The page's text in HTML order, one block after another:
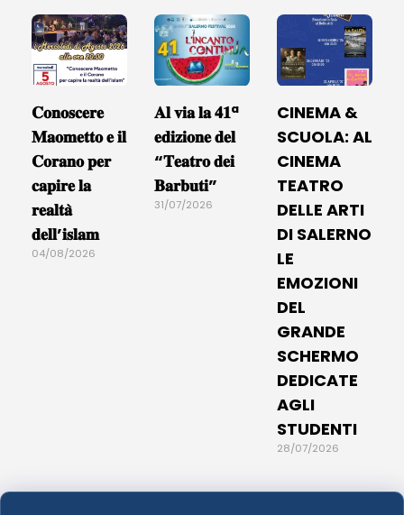
𝐂𝐨𝐧𝐨𝐬𝐜𝐞𝐫𝐞
𝐌𝐚𝐨𝐦𝐞𝐭𝐭𝐨 𝐞 𝐢𝐥
𝐂𝐨𝐫𝐚𝐧𝐨 𝐩𝐞𝐫
𝐜𝐚𝐩𝐢𝐫𝐞 𝐥𝐚
𝐫𝐞𝐚𝐥𝐭𝐚̀
𝐝𝐞𝐥𝐥’𝐢𝐬𝐥𝐚𝐦
04/08/2026
𝐀𝐥 𝐯𝐢𝐚 𝐥𝐚 𝟒𝟏ª
𝐞𝐝𝐢𝐳𝐢𝐨𝐧𝐞 𝐝𝐞𝐥
“𝐓𝐞𝐚𝐭𝐫𝐨 𝐝𝐞𝐢
𝐁𝐚𝐫𝐛𝐮𝐭𝐢”
31/07/2026
CINEMA &
SCUOLA: AL
CINEMA
TEATRO
DELLE ARTI
DI SALERNO
LE
EMOZIONI
DEL
GRANDE
SCHERMO
DEDICATE
AGLI
STUDENTI
28/07/2026